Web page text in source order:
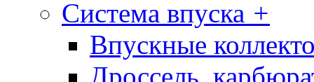
Система впуска +
Впускные